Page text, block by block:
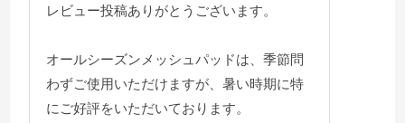
レビュー投稿ありがとうございます。
オールシーズンメッシュパッドは、季節問
わずご使用いただけますが、暑い時期に特
にご好評をいただいております。